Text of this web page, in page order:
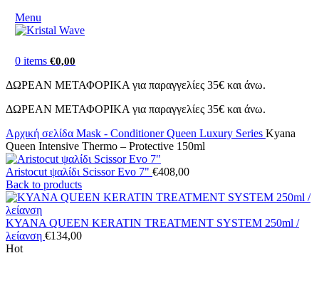
Menu
0 items €0,00
ΔΩΡΕΑΝ ΜΕΤΑΦΟΡΙΚΑ για παραγγελίες 35€ και άνω.
ΔΩΡΕΑΝ ΜΕΤΑΦΟΡΙΚΑ για παραγγελίες 35€ και άνω.
Αρχική σελίδα Mask - ConditionerQueen Luxury Series Kyana
Queen Intensive Thermo – Protective 150ml
Aristocut ψαλίδι Scissor Evo 7" €408,00
Back to products
KYANA QUEEN KERATIN TREATMENT SYSTEM 250ml /
λείανση €134,00
Hot